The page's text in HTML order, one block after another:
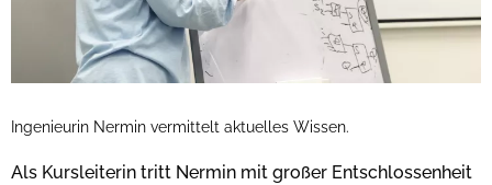
Ingenieurin Nermin vermittelt aktuelles Wissen.
Als Kursleiterin tritt Nermin mit großer Entschlossenheit